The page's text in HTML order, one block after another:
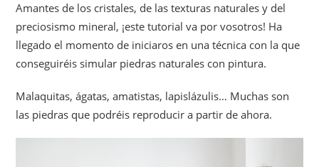
Amantes de los cristales, de las texturas naturales y del
preciosismo mineral, ¡este tutorial va por vosotros! Ha
llegado el momento de iniciaros en una técnica con la que
conseguiréis simular piedras naturales con pintura.
Malaquitas, ágatas, amatistas, lapislázulis… Muchas son
las piedras que podréis reproducir a partir de ahora.